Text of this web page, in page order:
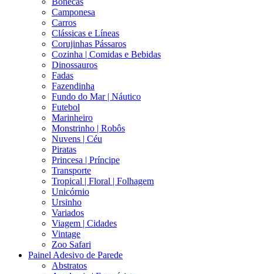
Camponesa
Carros
Clássicas e Líneas
Corujinhas Pássaros
Cozinha | Comidas e Bebidas
Dinossauros
Fadas
Fazendinha
Fundo do Mar | Náutico
Futebol
Marinheiro
Monstrinho | Robôs
Nuvens | Céu
Piratas
Princesa | Príncipe
Transporte
Tropical | Floral | Folhagem
Unicórnio
Ursinho
Variados
Viagem | Cidades
Vintage
Zoo Safari
Painel Adesivo de Parede
Abstratos